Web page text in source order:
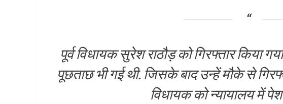
पूर्व विधायक सुरेश राठौड़ को गिरफ्तार किया
पूछताछ भी गई थी. जिसके बाद उन्हें मौके से
विधायक को न्यायालय में पेश